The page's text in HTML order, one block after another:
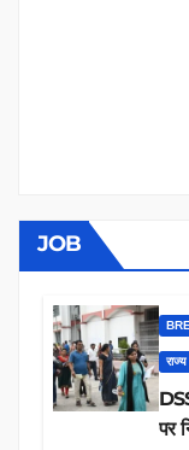
JOB
राज्य
पर